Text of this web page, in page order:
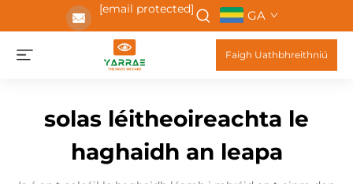
[email protected] GA
Faigh Uathbhreithniú
solas léitheoireachta le
haghaidh an leapa